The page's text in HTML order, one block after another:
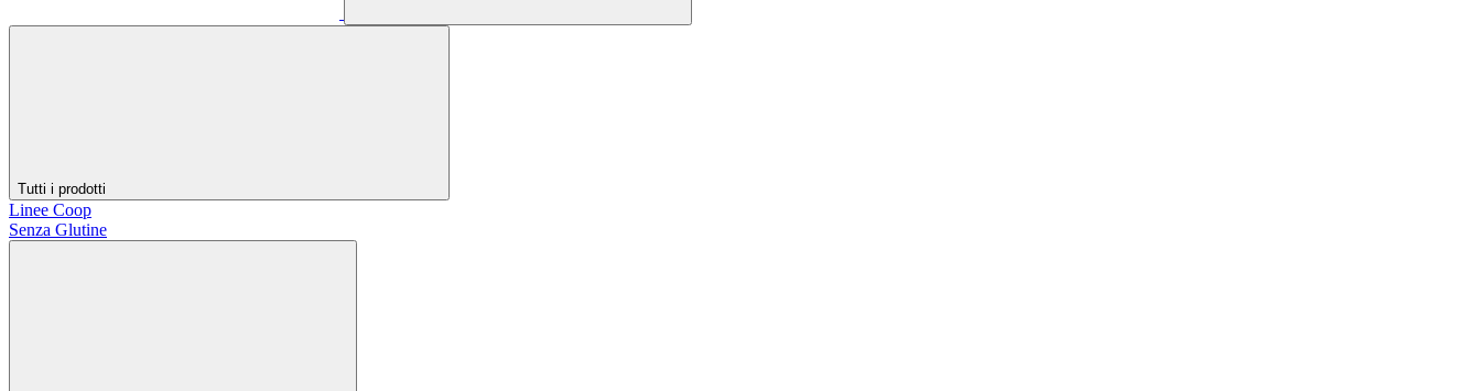
Tutti i prodotti
Linee Coop
Senza Glutine